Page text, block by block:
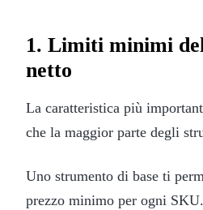
1. Limiti minimi
netto
La caratteristica più
che la maggior parte degli
Uno strumento di base ti
prezzo minimo per ogni